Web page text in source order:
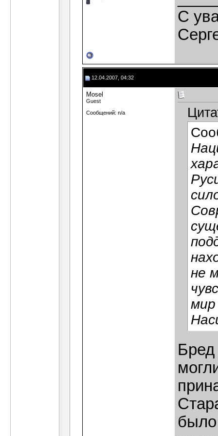
C
12.04.2007, 04:32
Mosel
Guest
Сообщений: n/a
не
мир